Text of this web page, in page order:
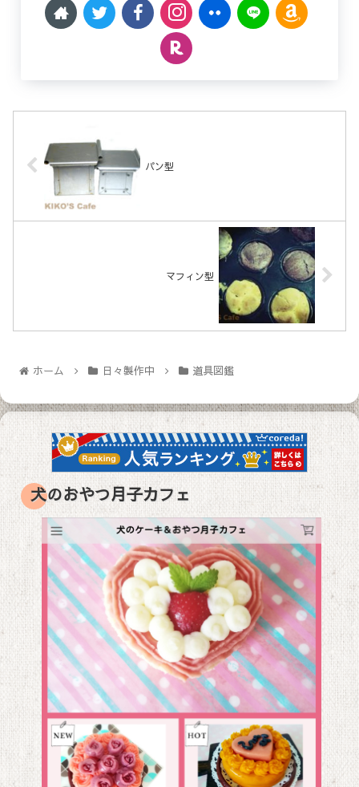
パン型
マフィン型
ホーム 日々製作中 道具図鑑
犬のおやつ月子カフェ